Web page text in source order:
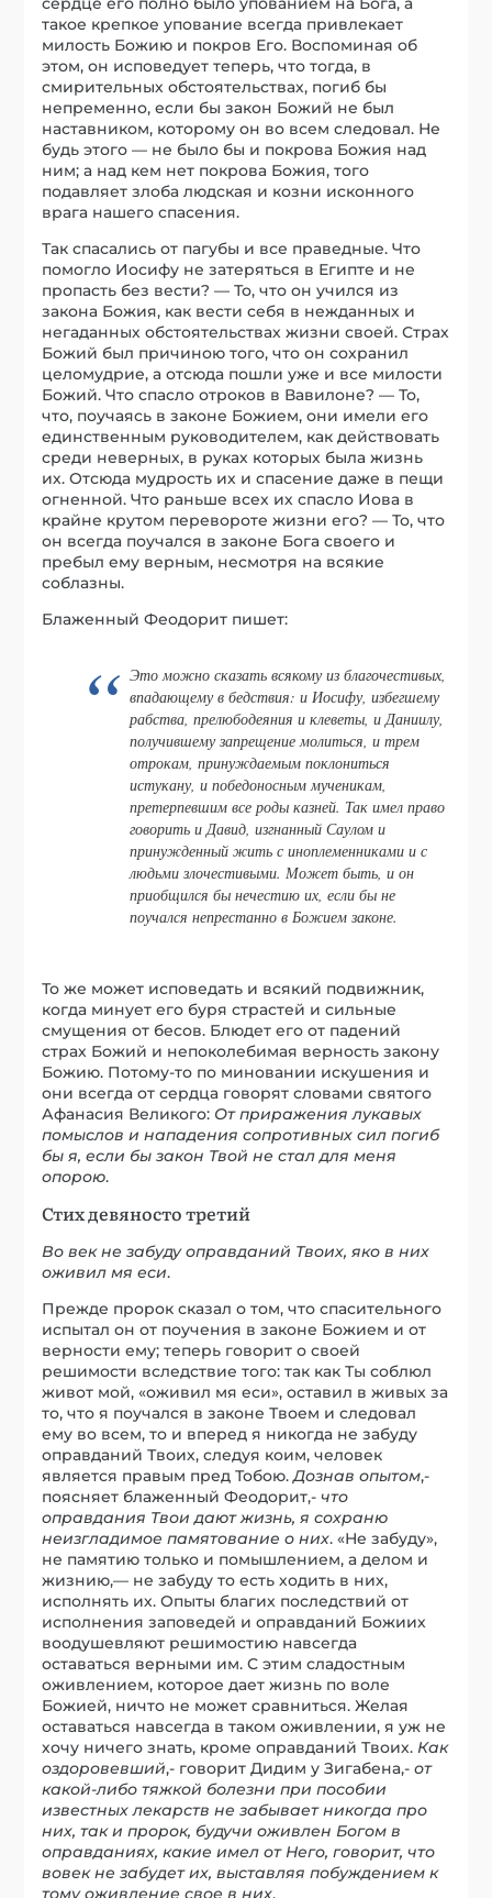
такое крепкое упование всегда привлекает
милость Божию и покров Его. Воспоминая об
этом, он исповедует теперь, что тогда, в
смирительных обстоятельствах, погиб бы
непременно, если бы закон Божий не был
наставником, которому он во всем следовал. Не
будь этого — не было бы и покрова Божия над
ним; а над кем нет покрова Божия, того
подавляет злоба людская и козни исконного
врага нашего спасения.
Так спасались от пагубы и все праведные. Что
помогло Иосифу не затеряться в Египте и не
пропасть без вести? — То, что он учился из
закона Божия, как вести себя в нежданных и
негаданных обстоятельствах жизни своей. Страх
Божий был причиною того, что он сохранил
целомудрие, а отсюда пошли уже и все милости
Божий. Что спасло отроков в Вавилоне? — То,
что, поучаясь в законе Божием, они имели его
единственным руководителем, как действовать
среди неверных, в руках которых была жизнь
их. Отсюда мудрость их и спасение даже в пещи
огненной. Что раньше всех их спасло Иова в
крайне крутом перевороте жизни его? — То, что
он всегда поучался в законе Бога своего и
пребыл ему верным, несмотря на всякие
соблазны.
Блаженный Феодорит пишет:
Это можно сказать всякому из благочестивых,
впадающему в бедствия: и Иосифу, избегшему
рабства, прелюбодеяния и клеветы, и Даниилу,
получившему запрещение молиться, и трем
отрокам, принуждаемым поклониться
истукану, и победоносным мученикам,
претерпевшим все роды казней. Так имел право
говорить и Давид, изгнанный Саулом и
принужденный жить с иноплеменниками и с
людьми злочестивыми. Может быть, и он
приобщился бы нечестию их, если бы не
поучался непрестанно в Божием законе.
То же может исповедать и всякий подвижник,
когда минует его буря страстей и сильные
смущения от бесов. Блюдет его от падений
страх Божий и непоколебимая верность закону
Божию. Потому-то по миновании искушения и
они всегда от сердца говорят словами святого
Афанасия Великого: От приражения лукавых
помыслов и нападения сопротивных сил погиб
бы я, если бы закон Твой не стал для меня
опорою.
Стих девяносто третий
Во век не забуду оправданий Твоих, яко в них
оживил мя еси.
Прежде пророк сказал о том, что спасительного
испытал он от поучения в законе Божием и от
верности ему; теперь говорит о своей
решимости вследствие того: так как Ты соблюл
живот мой, «оживил мя ecи», оставил в живых за
то, что я поучался в законе Твоем и следовал
ему во всем, то и вперед я никогда не забуду
оправданий Твоих, следуя коим, человек
является правым пред Тобою.Дознав опытом,-
поясняет блаженный Феодорит,-что
оправдания Твои дают жизнь, я сохраню
неизгладимое памятование о них. «Не забуду»,
не памятию только и помышлением, а делом и
жизнию,— не забуду то есть ходить в них,
исполнять их. Опыты благих последствий от
исполнения заповедей и оправданий Божиих
воодушевляют решимостию навсегда
оставаться верными им. С этим сладостным
оживлением, которое дает жизнь по воле
Божией, ничто не может сравниться. Желая
оставаться навсегда в таком оживлении, я уж не
хочу ничего знать, кроме оправданий Твоих. Как
оздоровевший,- говорит Дидим у Зигабена,-от
какой-либо тяжкой болезни при пособии
известных лекарств не забывает никогда про
них, так и пророк, будучи оживлен Богом в
оправданиях, какие имел от Него, говорит, что
вовек не забудет их, выставляя побуждением к
тому оживление свое в них.